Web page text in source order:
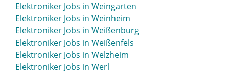
Elektroniker Jobs in Weingarten
Elektroniker Jobs in Weinheim
Elektroniker Jobs in Weißenburg
Elektroniker Jobs in Weißenfels
Elektroniker Jobs in Welzheim
Elektroniker Jobs in Werl